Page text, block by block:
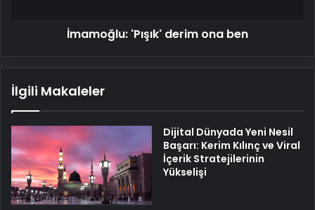
İmamoğlu: 'Pışık' derim ona ben
İlgili Makaleler
Dijital Dünyada Yeni Nesil
Başarı: Kerim Kılınç ve Viral
İçerik Stratejilerinin
Yükselişi